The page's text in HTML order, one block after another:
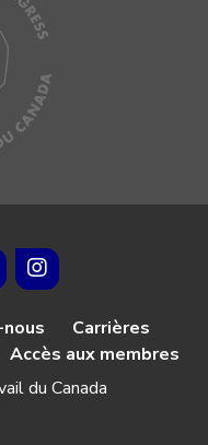
Carrières
Accès aux membres
du Canada